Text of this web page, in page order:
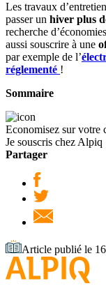
Les travaux
passer un hiver plus
recherche
aussi souscrire à une
par exemple de l’
réglementé !
Sommaire
Economisez sur votre
Je souscris chez Alpiq
Partager
Article publié le